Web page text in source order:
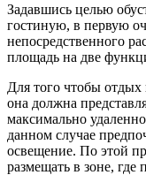
Задавшись целью
гостиную, в первую
непосредственного
площадь на две
Для того чтобы
она должна
максимально
данном случае
освещение. По этой
размещать в зоне, где